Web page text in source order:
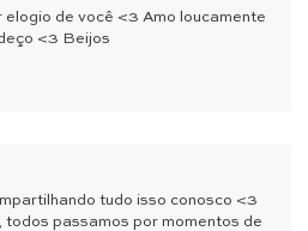
de você <3 Amo loucamente
<3 Beijos
tudo isso conosco <3
todos passamos por momentos de